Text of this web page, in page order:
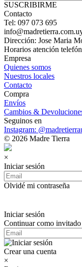
SUSCRIBIRME
Contacto
Tel: 097 073 695
Dirección: Jose Maria
Horarios atención
Empresa
Quienes somos
Nuestros locales
Contacto
Compra
Envíos
Cambios &
Seguinos en
Instagram:
© 2026 Madre Tierra
×
Iniciar sesión
Olvidé mi contraseña
Iniciar sesión
Continuar como invitado
Crear una cuenta
×